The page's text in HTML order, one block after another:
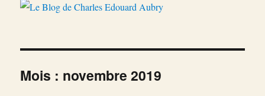
Mois : novembre 2019